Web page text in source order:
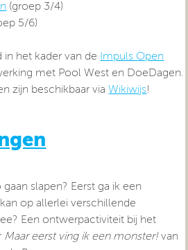
(groep 3/4)
5/6)
het kader van de
Impuls Open
met Pool West en DoeDagen.
zijn beschikbaar viaWikiwijs!
slapen? Eerst ga ik een
op allerlei verschillende
Een ontwerpactiviteit bij het
Maar eerst ving ik een monster!van